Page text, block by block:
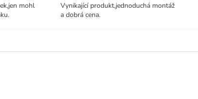
mohl
Vynikající produkt,jednoduchá montáž
a dobrá cena.